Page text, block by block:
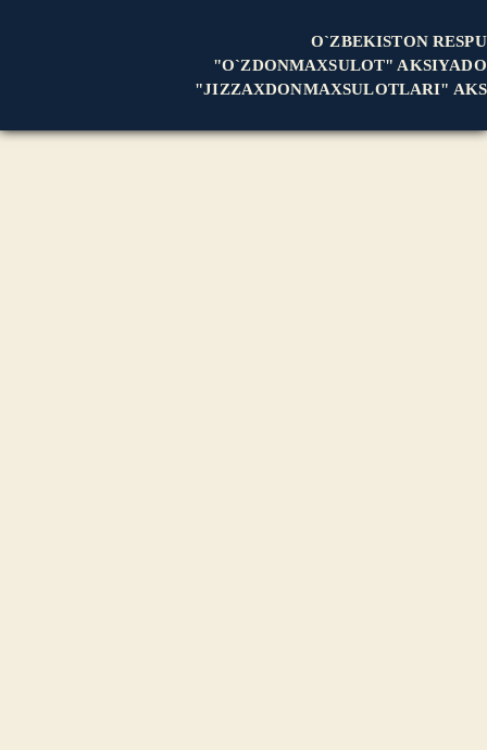
O`ZBEKISTON
"O`ZDONMAXSULOT"
"JIZZAXDONMAXSULOTLARI"